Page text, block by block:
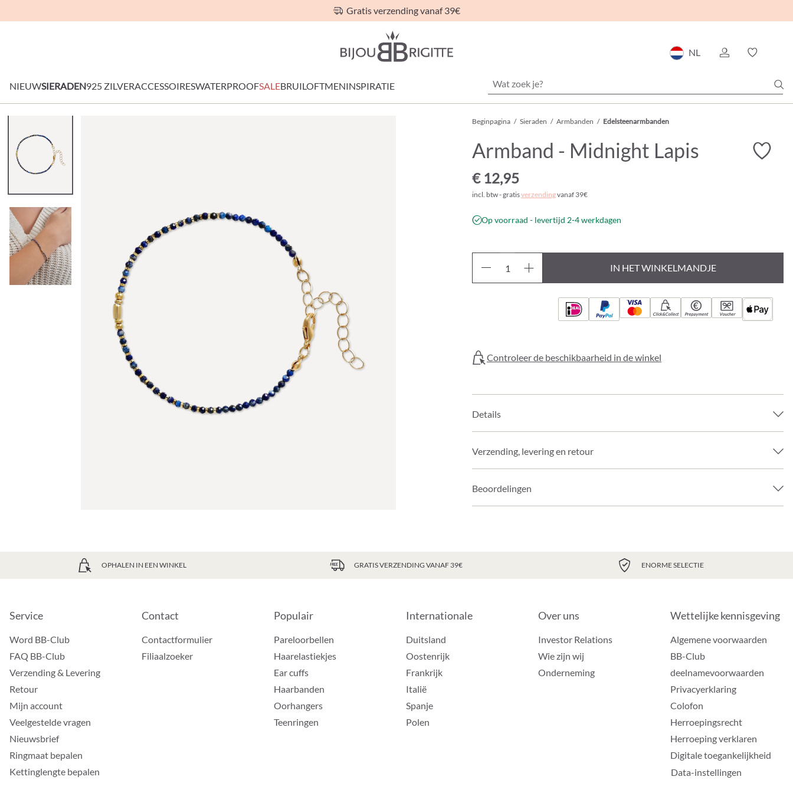
Gratis verzending vanaf 39€
NL
NIEUWSIERADEN925 ZILVERACCESSOIRESWATERPROOFSALEBRUILOFTMENINSPIRATIE
Beginpagina / Sieraden / Armbanden / Edelsteenarmbanden
Armband - Midnight Lapis
€ 12,95
incl. btw - gratisverzendingvanaf 39€
Op voorraad - levertijd 2-4 werkdagen
IN HET WINKELMANDJE
Click&Collect Prepayment Voucher
Controleer de beschikbaarheid in de winkel
Details
Verzending, levering en retour
Beoordelingen
OPHALEN IN EEN WINKEL GRATIS VERZENDING VANAF 39€ ENORME SELECTIE
Service
Word BB-Club
FAQ BB-Club
Verzending & Levering
Retour
Mijn account
Veelgestelde vragen
Nieuwsbrief
Ringmaat bepalen
Kettinglengte bepalen
Contact
Contactformulier
Filiaalzoeker
Populair
Pareloorbellen
Haarelastiekjes
Ear cuffs
Haarbanden
Oorhangers
Teenringen
Internationale
Duitsland
Oostenrijk
Frankrijk
Italië
Spanje
Polen
Over uns
Investor Relations
Wie zijn wij
Onderneming
Wettelijke kennisgeving
Algemene voorwaarden
BB-Club
deelnamevoorwaarden
Privacyerklaring
Colofon
Herroepingsrecht
Herroeping verklaren
Digitale toegankelijkheid
Data-instellingen